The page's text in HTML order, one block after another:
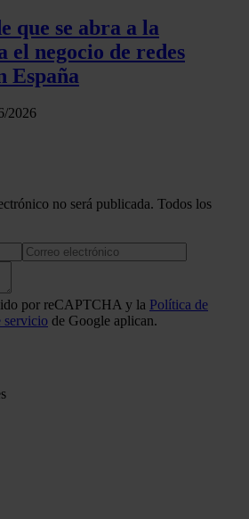
que se abra a la
el negocio de redes
España
2026
no será publicada. Todos los
por reCAPTCHA y la Política de
servicio de Google aplican.